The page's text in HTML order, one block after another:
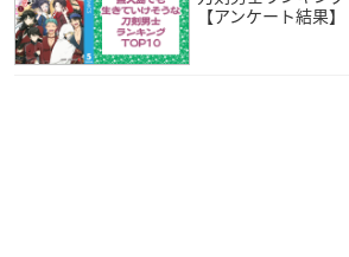
【アンケート結果】